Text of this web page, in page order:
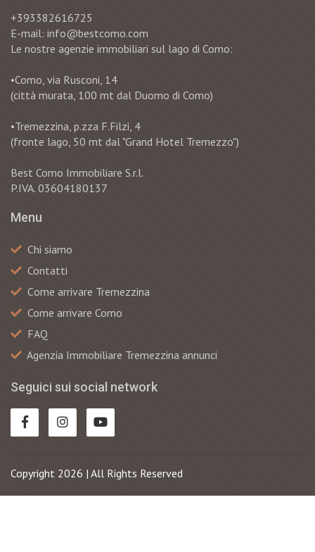
+393382616725
E-mail: info@bestcomo.com
Le nostre agenzie immobiliari sul lago di Como:
•Como, via Rusconi, 14
(città murata, 100 mt dal Duomo di Como)
•Tremezzina, p.zza F.Filzi, 4
(fronte lago, 50 mt dal "Grand Hotel Tremezzo")
Best Como Immobiliare S.r.l.
P.IVA. 03604180137
Menu
Chi siamo
Contatti
Сome arrivare Tremezzina
Come arrivare Como
FAQ
Agenzia Immobiliare Tremezzina annunci
Seguici sui social network
Copyright 2026 | All Rights Reserved